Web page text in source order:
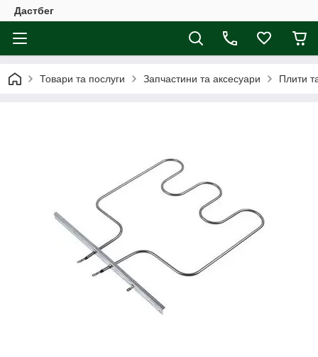
Дастбег
Товари та послуги Запчастини та аксесуари Плити